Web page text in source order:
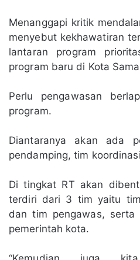
Menanggapi kritik
menyebut kekhawatiran
lantaran program
program baru di Kota
Perlu pengawasan
program.
Diantaranya akan ada
pendamping, tim
Di tingkat RT akan
terdiri dari 3 tim yaitu
dan tim pengawas,
pemerintah kota.